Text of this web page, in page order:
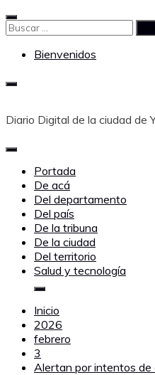
Saltar
al
Buscar:
Bienvenidos
Diario Digital de la ciudad de
Portada
De acá
Del departamento
Del país
De la tribuna
De la ciudad
Del territorio
Salud y tecnología
Inicio
2026
febrero
3
Alertan por intentos de